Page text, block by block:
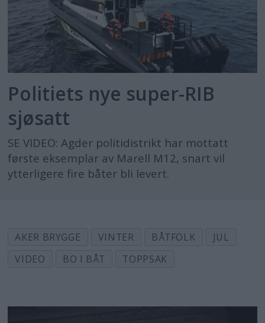
Politiets nye super-RIB
sjøsatt
SE VIDEO: Agder politidistrikt har mottatt
første eksemplar av Marell M12, snart vil
ytterligere fire båter bli levert.
AKER BRYGGE VINTER BÅTFOLK
JUL
VIDEO
BO I BÅT TOPPSAK